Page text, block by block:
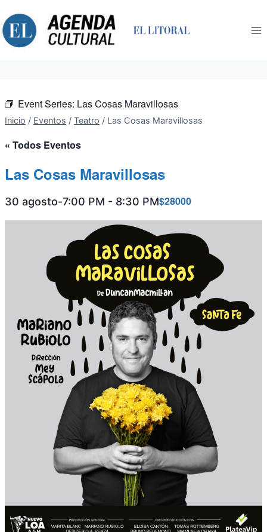
al
contenido
Event Series: Las Cosas Maravillosas
Inicio / Eventos / Teatro / Las Cosas Maravillosas
« Todos Eventos
Las Cosas Maravillosas
30 agosto-7:00 PM - 8:30 PM$28000